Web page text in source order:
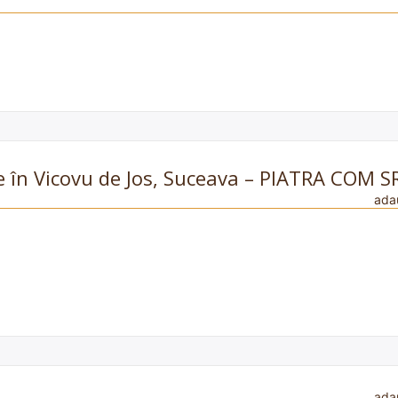
de Jos, Suceava – PIATRA COM